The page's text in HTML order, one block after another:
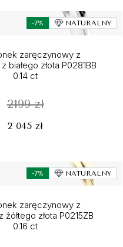
-7% NATURALNY
zaręczynowy z
białego złota P0281BB
0.14 ct
2199 zł
2 045 zł
-7% NATURALNY
zaręczynowy z
żółtego złota P0215ZB
0.16 ct